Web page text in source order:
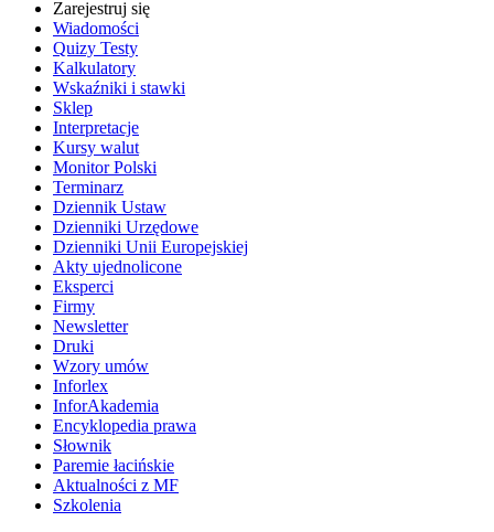
Zarejestruj się
Wiadomości
Quizy Testy
Kalkulatory
Wskaźniki i stawki
Sklep
Interpretacje
Kursy walut
Monitor Polski
Terminarz
Dziennik Ustaw
Dzienniki Urzędowe
Dzienniki Unii Europejskiej
Akty ujednolicone
Eksperci
Firmy
Newsletter
Druki
Wzory umów
Inforlex
InforAkademia
Encyklopedia prawa
Słownik
Paremie łacińskie
Aktualności z MF
Szkolenia